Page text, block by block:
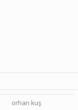
orhan kuş